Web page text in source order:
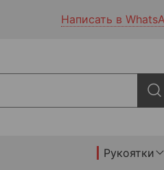
Написать в
Рукоятки